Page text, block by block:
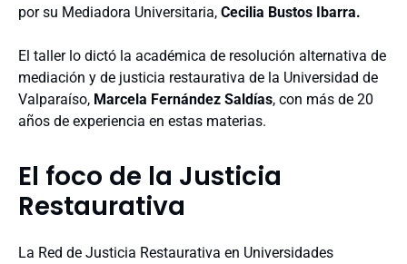
por su Mediadora Universitaria, Cecilia Bustos Ibarra.
El taller lo dictó la académica de resolución alternativa de
mediación y de justicia restaurativa de la Universidad de
Valparaíso, Marcela Fernández Saldías, con más de 20
años de experiencia en estas materias.
El foco de la Justicia
Restaurativa
La Red de Justicia Restaurativa en Universidades